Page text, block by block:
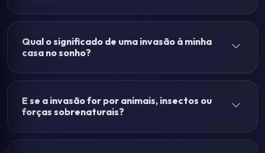
Qual o significado de uma invasão à minha
casa no sonho?
E se a invasão for por animais, insectos ou
forças sobrenaturais?